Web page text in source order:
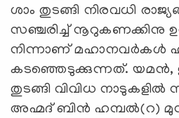
ശാം തുടങ്ങി നിരവധി
സഞ്ചരിച്ച് നൂറുകണക്കിനു
നിന്നാണ് മഹാനവർകൾ
കടഞ്ഞെടുക്കുന്നത്. യമൻ,
തുടങ്ങി വിവിധ നാടുകളിൽ
അഹ്മദ് ബിന്‍ ഹമ്പൽ(റ)